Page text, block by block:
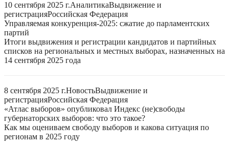
10 сентября 2025 г.АналитикаВыдвижение и
регистрацияРоссийская Федерация
Управляемая конкуренция-2025: сжатие до парламентских
партий
Итоги выдвижения и регистрации кандидатов и партийных
списков на региональных и местных выборах, назначенных на
14 сентября 2025 года
8 сентября 2025 г.НовостьВыдвижение и
регистрацияРоссийская Федерация
«Атлас выборов» опубликовал Индекс (не)свободы
губернаторских выборов: что это такое?
Как мы оцениваем свободу выборов и какова ситуация по
регионам в 2025 году